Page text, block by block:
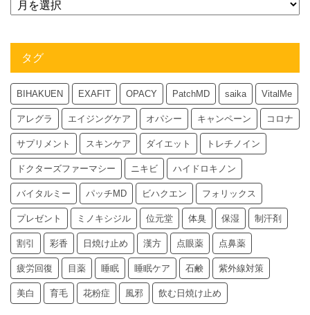
タグ
BIHAKUEN EXAFIT OPACY PatchMD saika VitalMe
アレグラ エイジングケア オパシー キャンペーン コロナ
サプリメント スキンケア ダイエット トレチノイン
ドクターズファーマシー ニキビ ハイドロキノン
バイタルミー パッチMD ビハクエン フォリックス
プレゼント ミノキシジル 位元堂 体臭 保湿 制汗剤
割引 彩香 日焼け止め 漢方 点眼薬 点鼻薬
疲労回復 目薬 睡眠 睡眠ケア 石鹸 紫外線対策
美白 育毛 花粉症 風邪 飲む日焼け止め